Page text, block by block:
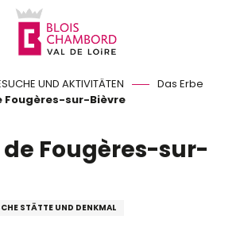
UND AKTIVITÄTEN
Das Erbe
Fougères-sur-Bièvre
Fougères-sur-
STÄTTE UND DENKMAL